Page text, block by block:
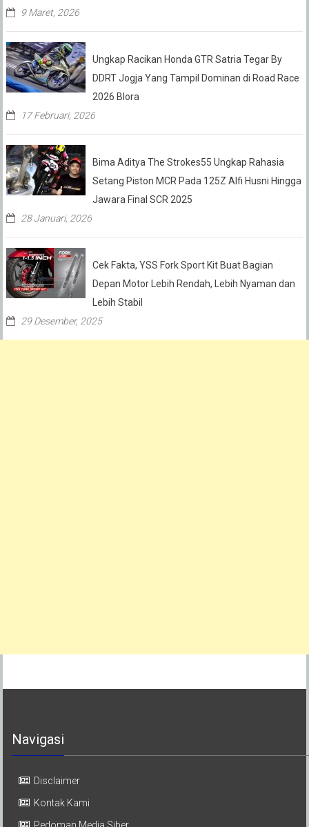
9 Maret, 2026
Ungkap Racikan Honda GTR Satria Tegar By
DDRT Jogja Yang Tampil Dominan di Road Race
2026 Blora
17 Februari, 2026
Bima Aditya The Strokes55 Ungkap Rahasia
Setang Piston MCR Pada 125Z Alfi Husni Hingga
Jawara Final SCR 2025
28 Januari, 2026
Cek Fakta, YSS Fork Sport Kit Buat Bagian
Depan Motor Lebih Rendah, Lebih Nyaman dan
Lebih Stabil
29 Desember, 2025
Navigasi
Disclaimer
Kontak Kami